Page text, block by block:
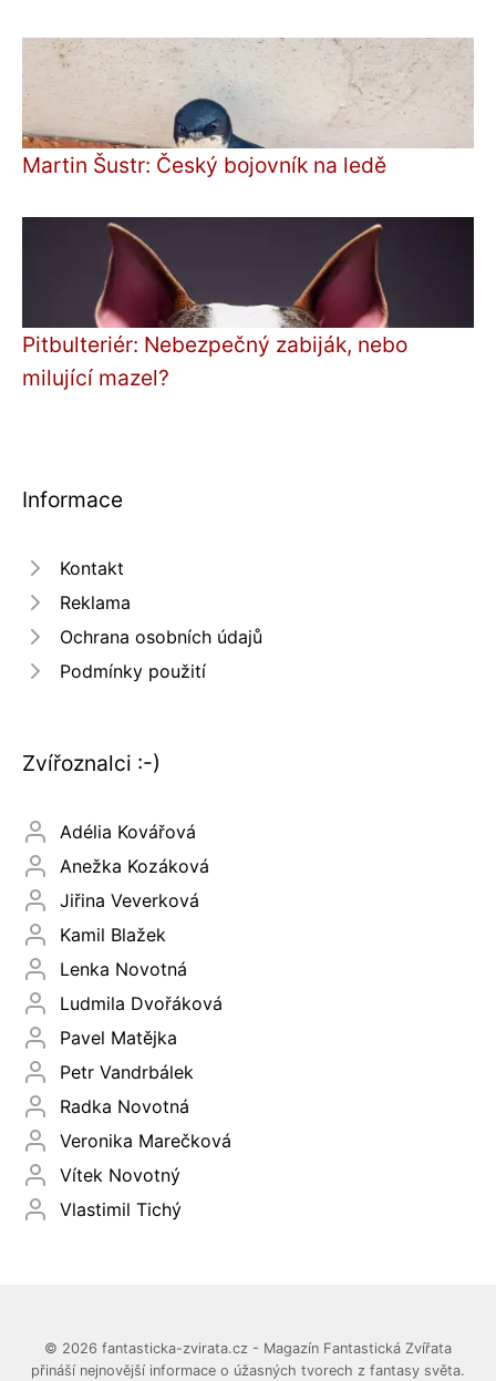
Martin Šustr: Český bojovník na ledě
Pitbulteriér: Nebezpečný zabiják, nebo
milující mazel?
Informace
Kontakt
Reklama
Ochrana osobních údajů
Podmínky použití
Zvířoznalci :-)
Adélia Kovářová
Anežka Kozáková
Jiřina Veverková
Kamil Blažek
Lenka Novotná
Ludmila Dvořáková
Pavel Matějka
Petr Vandrbálek
Radka Novotná
Veronika Marečková
Vítek Novotný
Vlastimil Tichý
© 2026 fantasticka-zvirata.cz - Magazín Fantastická Zvířata
přináší nejnovější informace o úžasných tvorech z fantasy světa.